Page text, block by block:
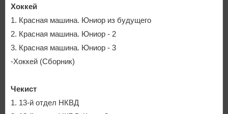
Хоккей
1. Красная машина. Юниор из будущего
2. Красная машина. Юниор - 2
3. Красная машина. Юниор - 3
-Хоккей (Сборник)
Чекист
1. 13-й отдел НКВД